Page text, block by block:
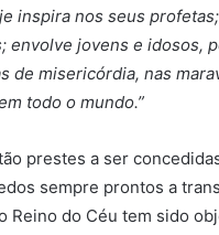
inspira nos seus
envolve jovens e idosos,
de misericórdia, nas
todo o mundo.”
prestes a ser
sempre prontos a
Reino do Céu tem sido